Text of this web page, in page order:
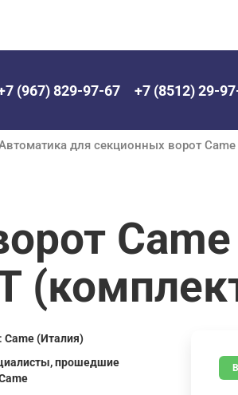
(967) 829-97-67 +7 (8512) 29-
для секционных ворот Came
Came
Came (Италия)
прошедшие